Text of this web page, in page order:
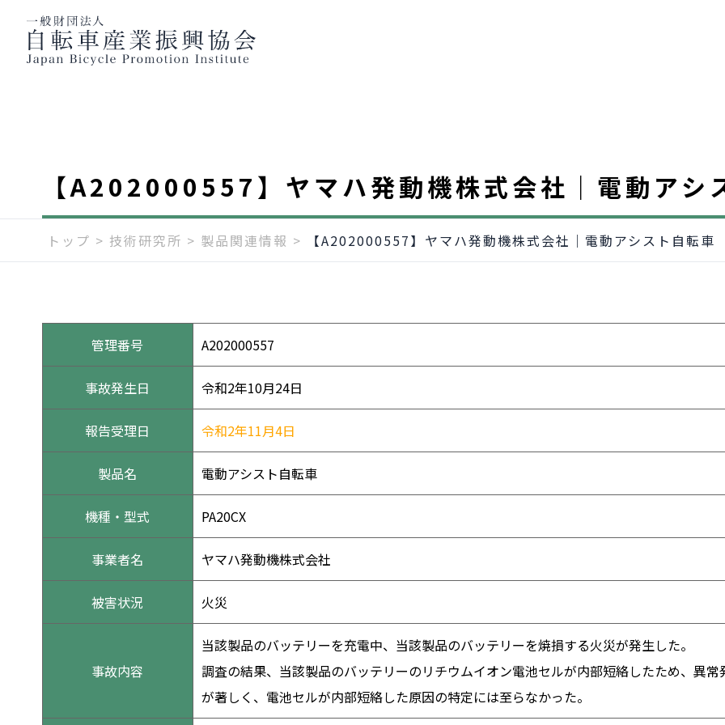
【A202000557】ヤマハ発動機株式会社｜電動アシ
トップ > 技術研究所 > 製品関連情報 > 【A202000557】ヤマハ発動機株式会社｜電動アシスト自転車
管理番号 A202000557
事故発生日 令和2年10月24日
報告受理日 令和2年11月4日
製品名 電動アシスト自転車
機種・型式 PA20CX
事業者名 ヤマハ発動機株式会社
被害状況 火災
事故内容
当該製品のバッテリーを充電中、当該製品のバッテリーを焼損する火災が発生した。
調査の結果、当該製品のバッテリーのリチウムイオン電池セルが内部短絡したため、異
が著しく、電池セルが内部短絡した原因の特定には至らなかった。